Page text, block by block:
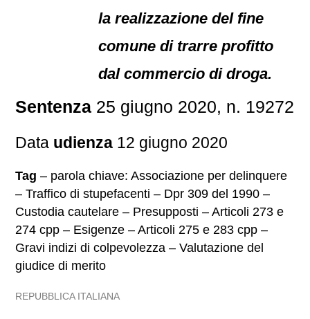
la realizzazione del fine
comune di trarre profitto
dal commercio di droga.
Sentenza 25 giugno 2020, n. 19272
Data udienza 12 giugno 2020
Tag – parola chiave: Associazione per delinquere
– Traffico di stupefacenti – Dpr 309 del 1990 –
Custodia cautelare – Presupposti – Articoli 273 e
274 cpp – Esigenze – Articoli 275 e 283 cpp –
Gravi indizi di colpevolezza – Valutazione del
giudice di merito
REPUBBLICA ITALIANA